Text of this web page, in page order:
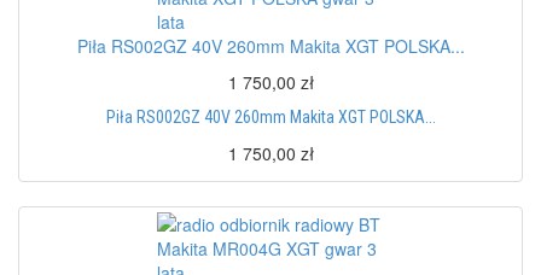
Piła RS002GZ 40V 260mm Makita XGT POLSKA...
1 750,00 zł
Piła RS002GZ 40V 260mm Makita XGT POLSKA...
1 750,00 zł